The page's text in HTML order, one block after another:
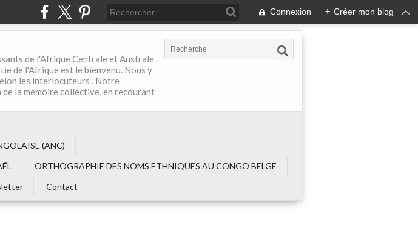
Connexion + Créer mon blog
de l'Afrique Centrale et Australe .
de l'Afrique est le bienvenu. Nous y
les interlocuteurs . Notre
la mémoire collective, en recourant
(ANC)
ORTHOGRAPHIE DES NOMS ETHNIQUES AU CONGO BELGE
Contact